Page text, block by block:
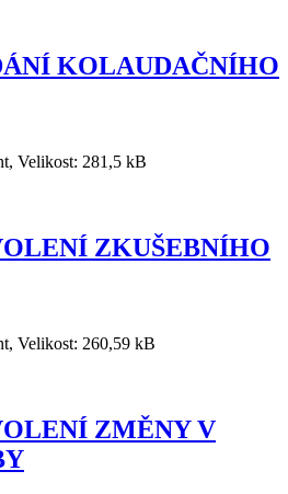
KOLAUDAČNÍHO
Velikost: 281,5 kB
ZKUŠEBNÍHO
Velikost: 260,59 kB
ZMĚNY V